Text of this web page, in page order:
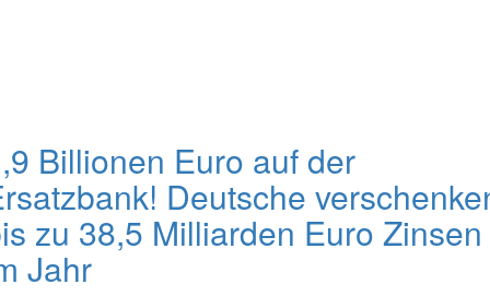
Billionen Euro auf der
Deutsche
zu 38,5 Milliarden Euro Zinsen
Jahr